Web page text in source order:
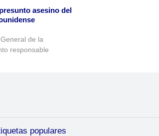
asesino del
de la
responsable
populares